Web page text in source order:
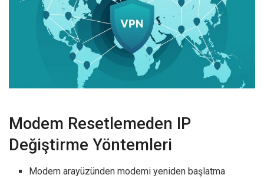
Modem Resetlemeden IP
Değiştirme Yöntemleri
Modem arayüzünden modemi yeniden başlatma